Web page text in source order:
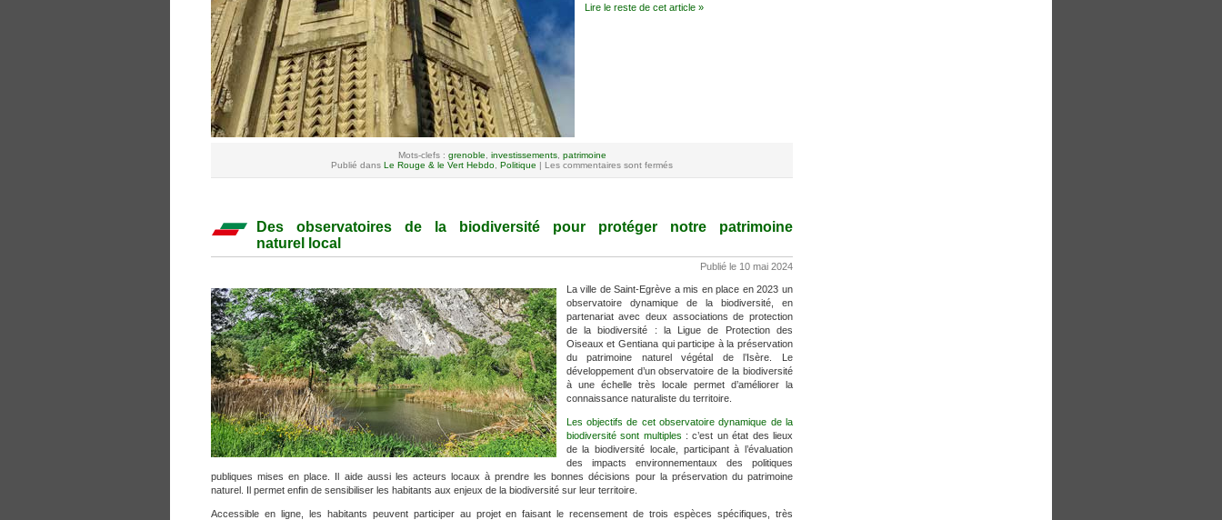
Lire le reste de cet article »
Mots-clefs : grenoble investissements, patrimoine
Publié dans Le Rouge & le Vert Hebdo Politique | Les commentaires sont fermés
Des observatoires de la biodiversité pour protéger notre patrimoine
naturel local
Publié le 10 mai 2024
La ville de Saint-Egrève a mis en place en 2023 un
observatoire dynamique de la biodiversité, en
partenariat avec deux associations de protection
de la biodiversité : la Ligue de Protection des
Oiseaux et Gentiana qui participe à la préservation
du patrimoine naturel végétal de l’Isère. Le
développement d’un observatoire de la biodiversité
à une échelle très locale permet d’améliorer la
connaissance naturaliste du territoire.
Les objectifs de cet observatoire dynamique de la
biodiversité sont multiples : c’est un état des lieux
de la biodiversité locale, participant à l’évaluation
des impacts environnementaux des politiques
publiques mises en place. Il aide aussi les acteurs locaux à prendre les bonnes décisions pour la préservation du patrimoine
naturel. Il permet enfin de sensibiliser les habitants aux enjeux de la biodiversité sur leur territoire.
Accessible en ligne, les habitants peuvent participer au projet en faisant le recensement de trois espèces spécifiques, très